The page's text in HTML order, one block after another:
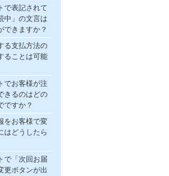
で表記されて
中」の文言は
できますか？
る支払方法の
ることは可能
でお客様が注
きるのはどの
ですか？
をお客様で変
はどうしたら
で「次回お届
更ボタンが出